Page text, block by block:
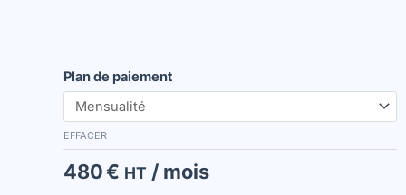
Plan de paiement
EFFACER
480€ HT / mois
de
EMT
-
Abonnement
OR
au